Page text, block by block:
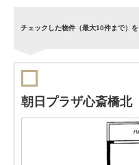
チェックした物件（最大10件まで）を
朝日プラザ心斎橋北